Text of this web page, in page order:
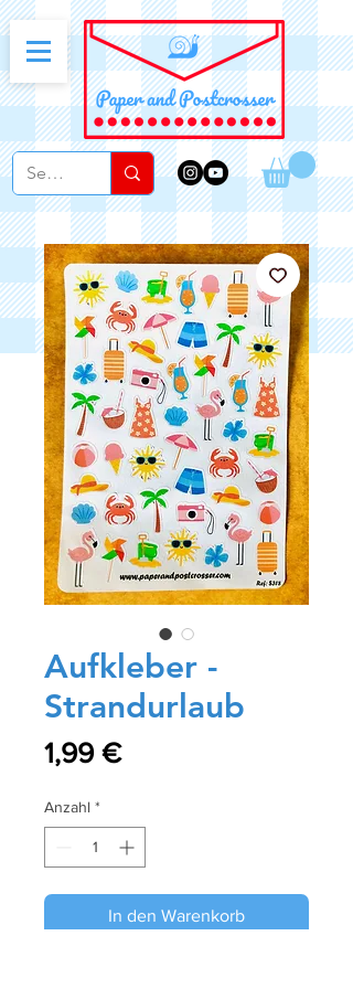
Aufkleber -
Strandurlaub
1,99 €Preis
Anzahl *
In den Warenkorb